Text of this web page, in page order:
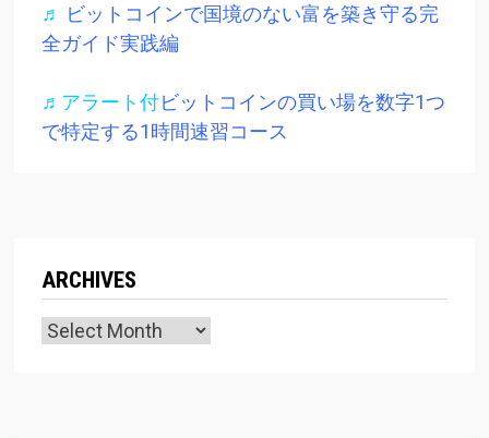
♬
ビットコインで国境のない富を築き守る完
全ガイド実践編
♬アラート付ビットコインの買い場を数字1つ
で特定する1時間速習コース
ARCHIVES
Archives